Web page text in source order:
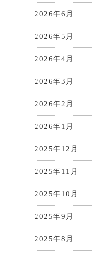
2026年6月
2026年5月
2026年4月
2026年3月
2026年2月
2026年1月
2025年12月
2025年11月
2025年10月
2025年9月
2025年8月